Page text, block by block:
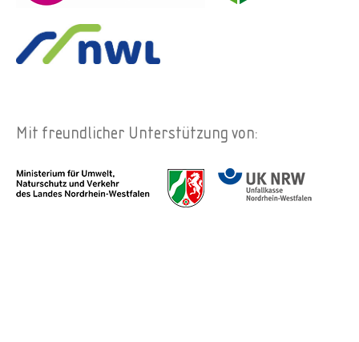
Mit freundlicher Unterstützung von: